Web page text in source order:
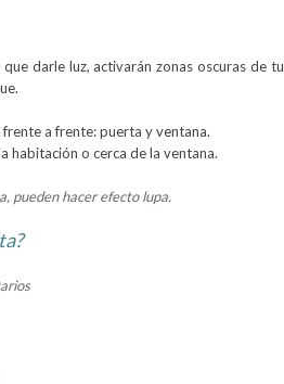
darle luz, activarán zonas oscuras de tu
frente a frente: puerta y ventana.
habitación o cerca de la ventana.
pueden hacer efecto lupa.